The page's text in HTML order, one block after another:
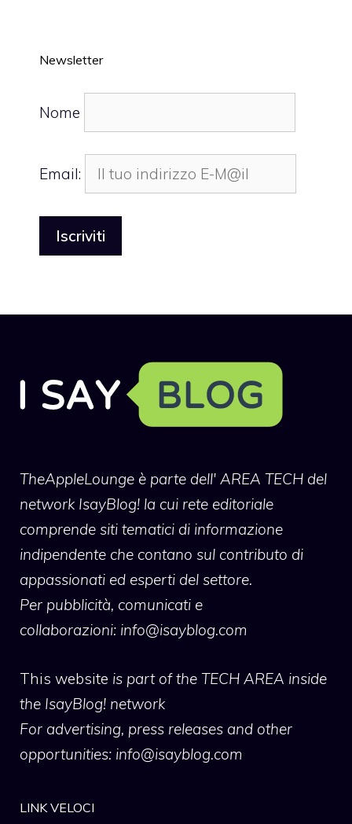
Newsletter
Nome
Email:
TheAppleLounge è parte dell' AREA TECH del
network IsayBlog! la cui rete editoriale
comprende siti tematici di informazione
indipendente che contano sul contributo di
appassionati ed esperti del settore.
Per pubblicità, comunicati e
collaborazioni: info@isayblog.com
This website is part of the TECH AREA inside
the IsayBlog! network
For advertising, press releases and other
opportunities: info@isayblog.com
LINK VELOCI